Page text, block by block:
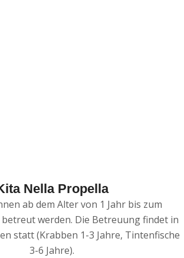
Nella Propella
ab dem Alter von 1 Jahr bis zum
werden. Die Betreuung findet in
statt (Krabben 1-3 Jahre, Tintenfische
3-6 Jahre).